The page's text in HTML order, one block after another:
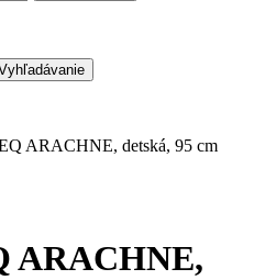
ARACHNE, detská, 95 cm
ARACHNE,